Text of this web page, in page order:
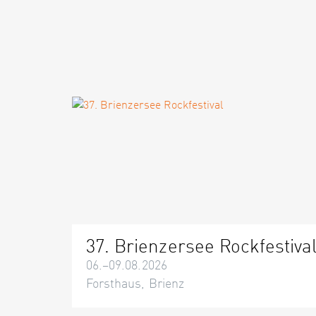
37. Brienzersee Rockfestival
06.–09.08.2026
Forsthaus, Brienz